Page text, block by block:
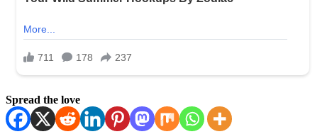
Spread the love